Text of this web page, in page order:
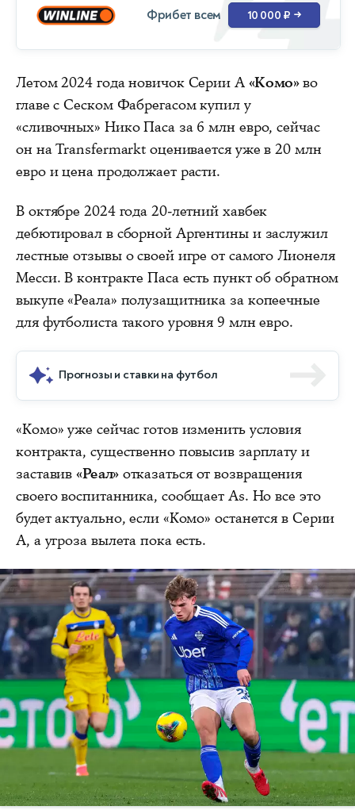
Фрибет всем 10 000 ₽ →
Летом 2024 года новичок Серии А «Комо»во
главе с Сеском Фабрегасом купил у
«сливочных» Нико Паса за 6 млн евро, сейчас
он на Transfermarkt оценивается уже в 20 млн
евро и цена продолжает расти.
В октябре 2024 года 20-летний хавбек
дебютировал в сборной Аргентины и заслужил
лестные отзывы о своей игре от самого Лионеля
Месси. В контракте Паса есть пункт об обратном
выкупе «Реала» полузащитника за копеечные
для футболиста такого уровня 9 млн евро.
Прогнозы и ставки на футбол
«Комо» уже сейчас готов изменить условия
контракта, существенно повысив зарплату и
заставив«Реал»отказаться от возвращения
своего воспитанника, сообщает As. Но все это
будет актуально, если «Комо» останется в Серии
А, а угроза вылета пока есть.